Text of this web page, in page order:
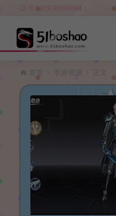
HI，欢迎来到源码屋！
首页 手游资源 正文